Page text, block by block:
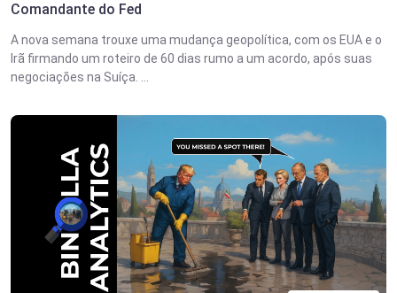
Comandante do Fed
A nova semana trouxe uma mudança geopolítica, com os EUA e o
Irã firmando um roteiro de 60 dias rumo a um acordo, após suas
negociações na Suíça. ...